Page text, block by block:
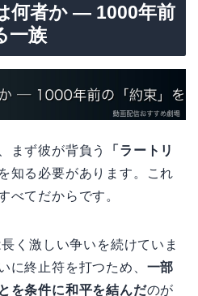
何者か — 1000年前
一族
まず彼が背負う
「ラートリ
知る必要があります。これ
べてだからです。
く激しい争いを続けていま
に終止符を打つため、 一部
を条件に和平を結んだのが